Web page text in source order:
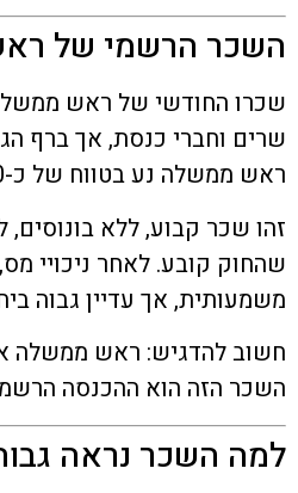
השכר הרשמי של
שכרו החודשי של ראש
שרים וחברי כנסת, אך ברף
ראש ממשלה נע בטווח של כ-56,000 עד 60,000 ש"ח ברוטו לחודש.
זהו שכר קבוע, ללא
שהחוק קובע. לאחר ניכויי
משמעותית, אך עדיין גבוה
חשוב להדגיש: ראש ממשלה
השכר הזה הוא ההכנסה
למה השכר נראה